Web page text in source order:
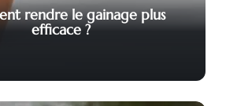
rendre le gainage plus
efficace ?